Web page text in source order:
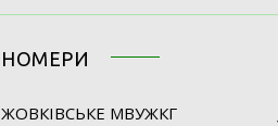
НОМЕРИ
ЖОВКІВСЬКЕ МВУЖКГ